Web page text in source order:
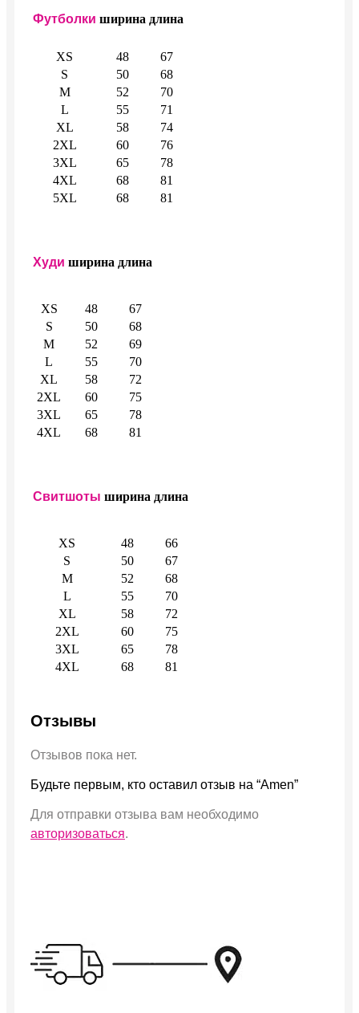
Футболки ширина длина
XS 48
67
S
50
68
M
52
70
L
55
71
XL
58
74
2XL
60
76
3XL
65
78
4XL
68
81
5XL
68 81
Худи ширина длина
XS 48
67
S
50
68
M
52
69
L
55
70
XL
58
72
2XL
60
75
3XL
65
78
4XL
68 81
Свитшоты ширина длина
XS 48
66
S
50
67
M
52
68
L
55
70
XL
58
72
2XL
60
75
3XL
65
78
4XL
68 81
Отзывы
Отзывов пока нет.
Будьте первым, кто оставил отзыв на “Amen”
Для отправки отзыва вам необходимо
авторизоваться.